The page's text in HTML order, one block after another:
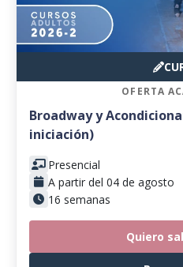
OFERTA
Broadway y
iniciación)
Presencial
A partir del 04 de agosto
16 semanas
Quiero